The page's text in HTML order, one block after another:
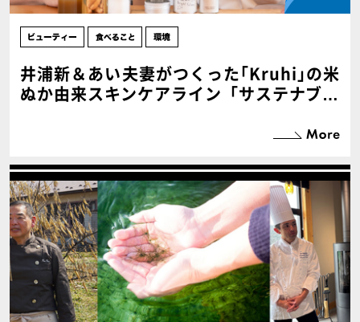
井浦新＆あい夫妻がつくった｢Kruhi｣の米
ぬか由来スキンケアライン「サステナブル